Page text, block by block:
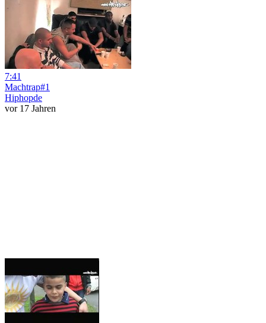
7:41
Machtrap#1
Hiphopde
vor 17 Jahren